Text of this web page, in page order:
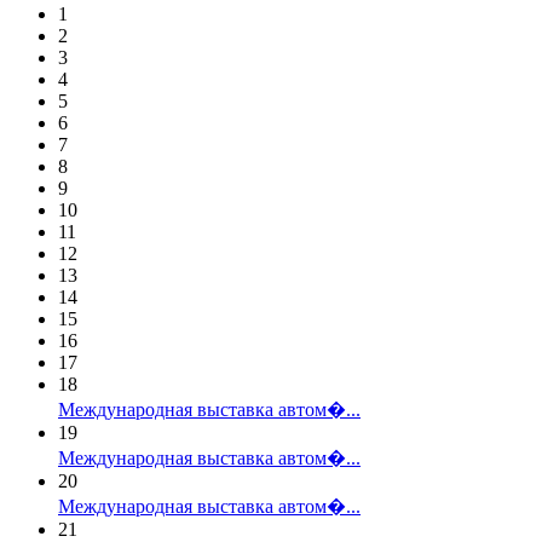
1
2
3
4
5
6
7
8
9
10
11
12
13
14
15
16
17
18
Международная выставка автом�...
19
Международная выставка автом�...
20
Международная выставка автом�...
21